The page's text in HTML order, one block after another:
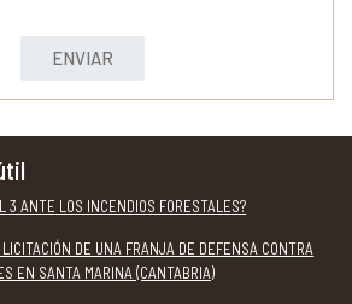
ENVIAR
3 ANTE LOS INCENDIOS FORESTALES?
DE UNA FRANJA DE DEFENSA CONTRA
EN SANTA MARINA (CANTABRIA)